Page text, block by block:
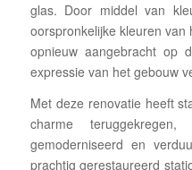
glas. Door middel van
oorspronkelijke kleuren van
opnieuw aangebracht op
expressie van het gebouw
Met deze renovatie heeft
charme
gemoderniseerd en
prachtig gerestaureerd